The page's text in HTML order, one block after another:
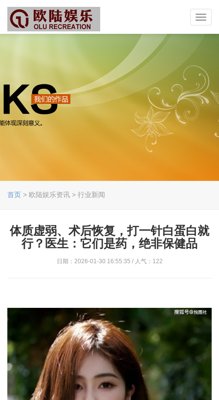
首页 > 欧陆娱乐资讯 > 行业新闻
体质虚弱、术后恢复，打一针白蛋白就
行？医生：它们是药，绝非保健品
日期：2026-01-30 16:55:35 / 人气：122